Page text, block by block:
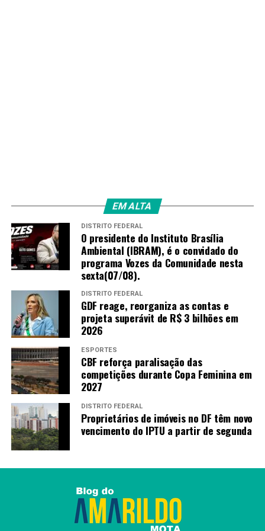
EM ALTA
DISTRITO FEDERAL
O presidente do Instituto Brasília
Ambiental (IBRAM), é o convidado do
programa Vozes da Comunidade nesta
sexta(07/08).
DISTRITO FEDERAL
GDF reage, reorganiza as contas e
projeta superávit de R$ 3 bilhões em
2026
ESPORTES
CBF reforça paralisação das
competições durante Copa Feminina em
2027
DISTRITO FEDERAL
Proprietários de imóveis no DF têm novo
vencimento do IPTU a partir de segunda